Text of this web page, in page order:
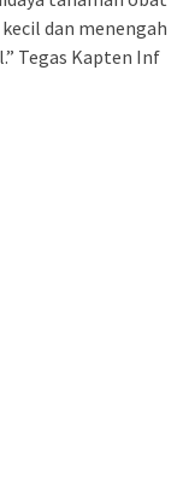
dan menengah
Tegas Kapten Inf